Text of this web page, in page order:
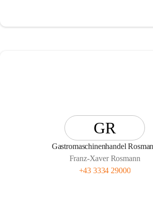
GR
Gastromaschinenhandel
Franz-Xaver Rosmann
+43 3334 29000